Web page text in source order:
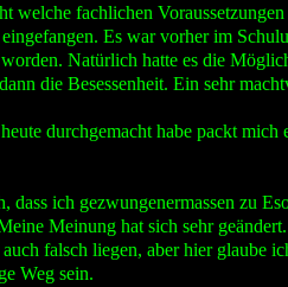
welche fachlichen
Es war vorher im
Natürlich hatte es die
die Besessenheit. Ein sehr
durchgemacht habe packt
dass ich gezwungenermassen zu
Meinung hat sich sehr
falsch liegen, aber hier glaube
Weg sein.